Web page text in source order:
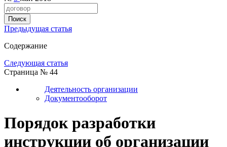
Предыдущая статья
Содержание
Следующая статья
Страница № 44
Деятельность организации
Документооборот
Порядок разработки
инструкции об организации